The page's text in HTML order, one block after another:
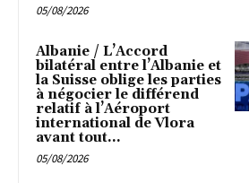
05/08/2026
Albanie / L’Accord
bilatéral entre l’Albanie et
la Suisse oblige les parties
à négocier le différend
relatif à l’Aéroport
international de Vlora
avant tout...
05/08/2026